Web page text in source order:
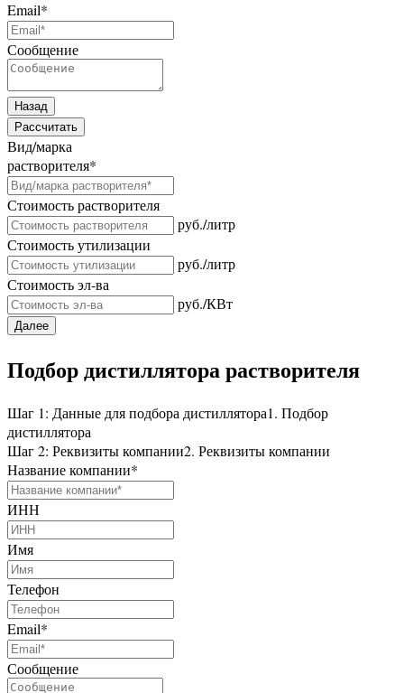
Email*
Сообщение
Назад
Рассчитать
Вид/марка
растворителя*
Стоимость растворителя
руб./литр
Стоимость утилизации
руб./литр
Стоимость эл-ва
руб./КВт
Далее
Подбор дистиллятора растворителя
Шаг 1: Данные для подбора дистиллятора1. Подбор
дистиллятора
Шаг 2: Реквизиты компании2. Реквизиты компании
Название компании*
ИНН
Имя
Телефон
Email*
Сообщение